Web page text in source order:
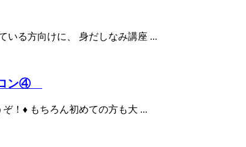
いる方向けに、 身だしなみ講座 ...
ロン④
！♦ もちろん初めての方も大 ...